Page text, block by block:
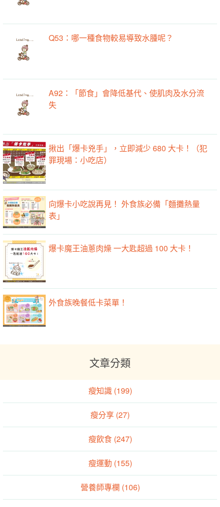
Q53：哪一種食物較易導致水腫呢？
A92：「節食」會降低基代、使肌肉及水分流
失
揪出「爆卡兇手」，立即減少 680 大卡！（犯
罪現場：小吃店）
向爆卡小吃說再見！ 外食族必備「麵攤熱量
表」
爆卡魔王油蔥肉燥 一大匙超過 100 大卡！
外食族晚餐低卡菜單！
文章分類
瘦知識 (199)
瘦分享 (27)
瘦飲食 (247)
瘦運動 (155)
營養師專欄 (106)